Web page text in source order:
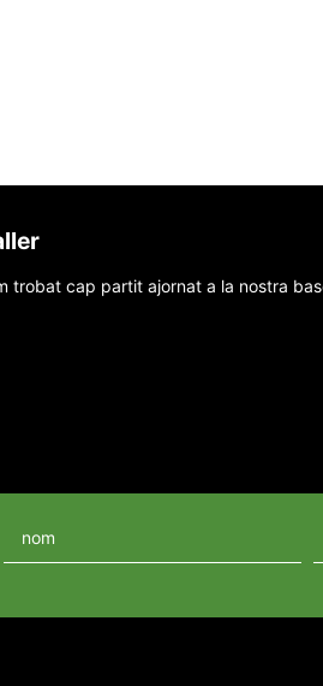
trobat cap partit ajornat a la nostra